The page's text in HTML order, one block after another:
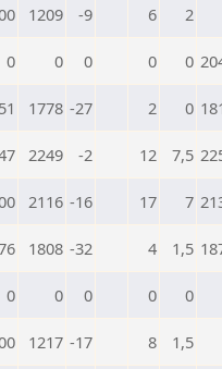
1209 -9 6 2
0 0 0 0 0
1778 -27 2 0
2249 -2 12 7,5
2116 -16 17 7
1808 -32 4 1,5
0 0 0 0 0
1217 -17 8 1,5